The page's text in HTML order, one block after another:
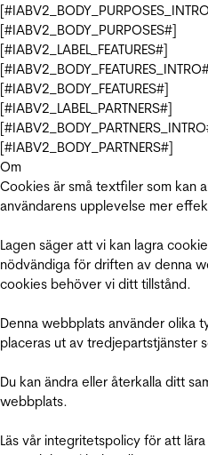
[#IABV2_BODY_PURPOSES#]
[#IABV2_LABEL_FEATURES#]
[#IABV2_BODY_FEATURES#]
[#IABV2_LABEL_PARTNERS#]
[#IABV2_BODY_PARTNERS#]
Om
Cookies är små textfiler som kan
användarens upplevelse mer
Lagen säger att vi kan lagra
nödvändiga för driften av denna
cookies behöver vi ditt tillstånd.
Denna webbplats använder olika
placeras ut av tredjepartstjänster
Du kan ändra eller återkalla ditt
webbplats.
Läs vår integritetspolicy för att